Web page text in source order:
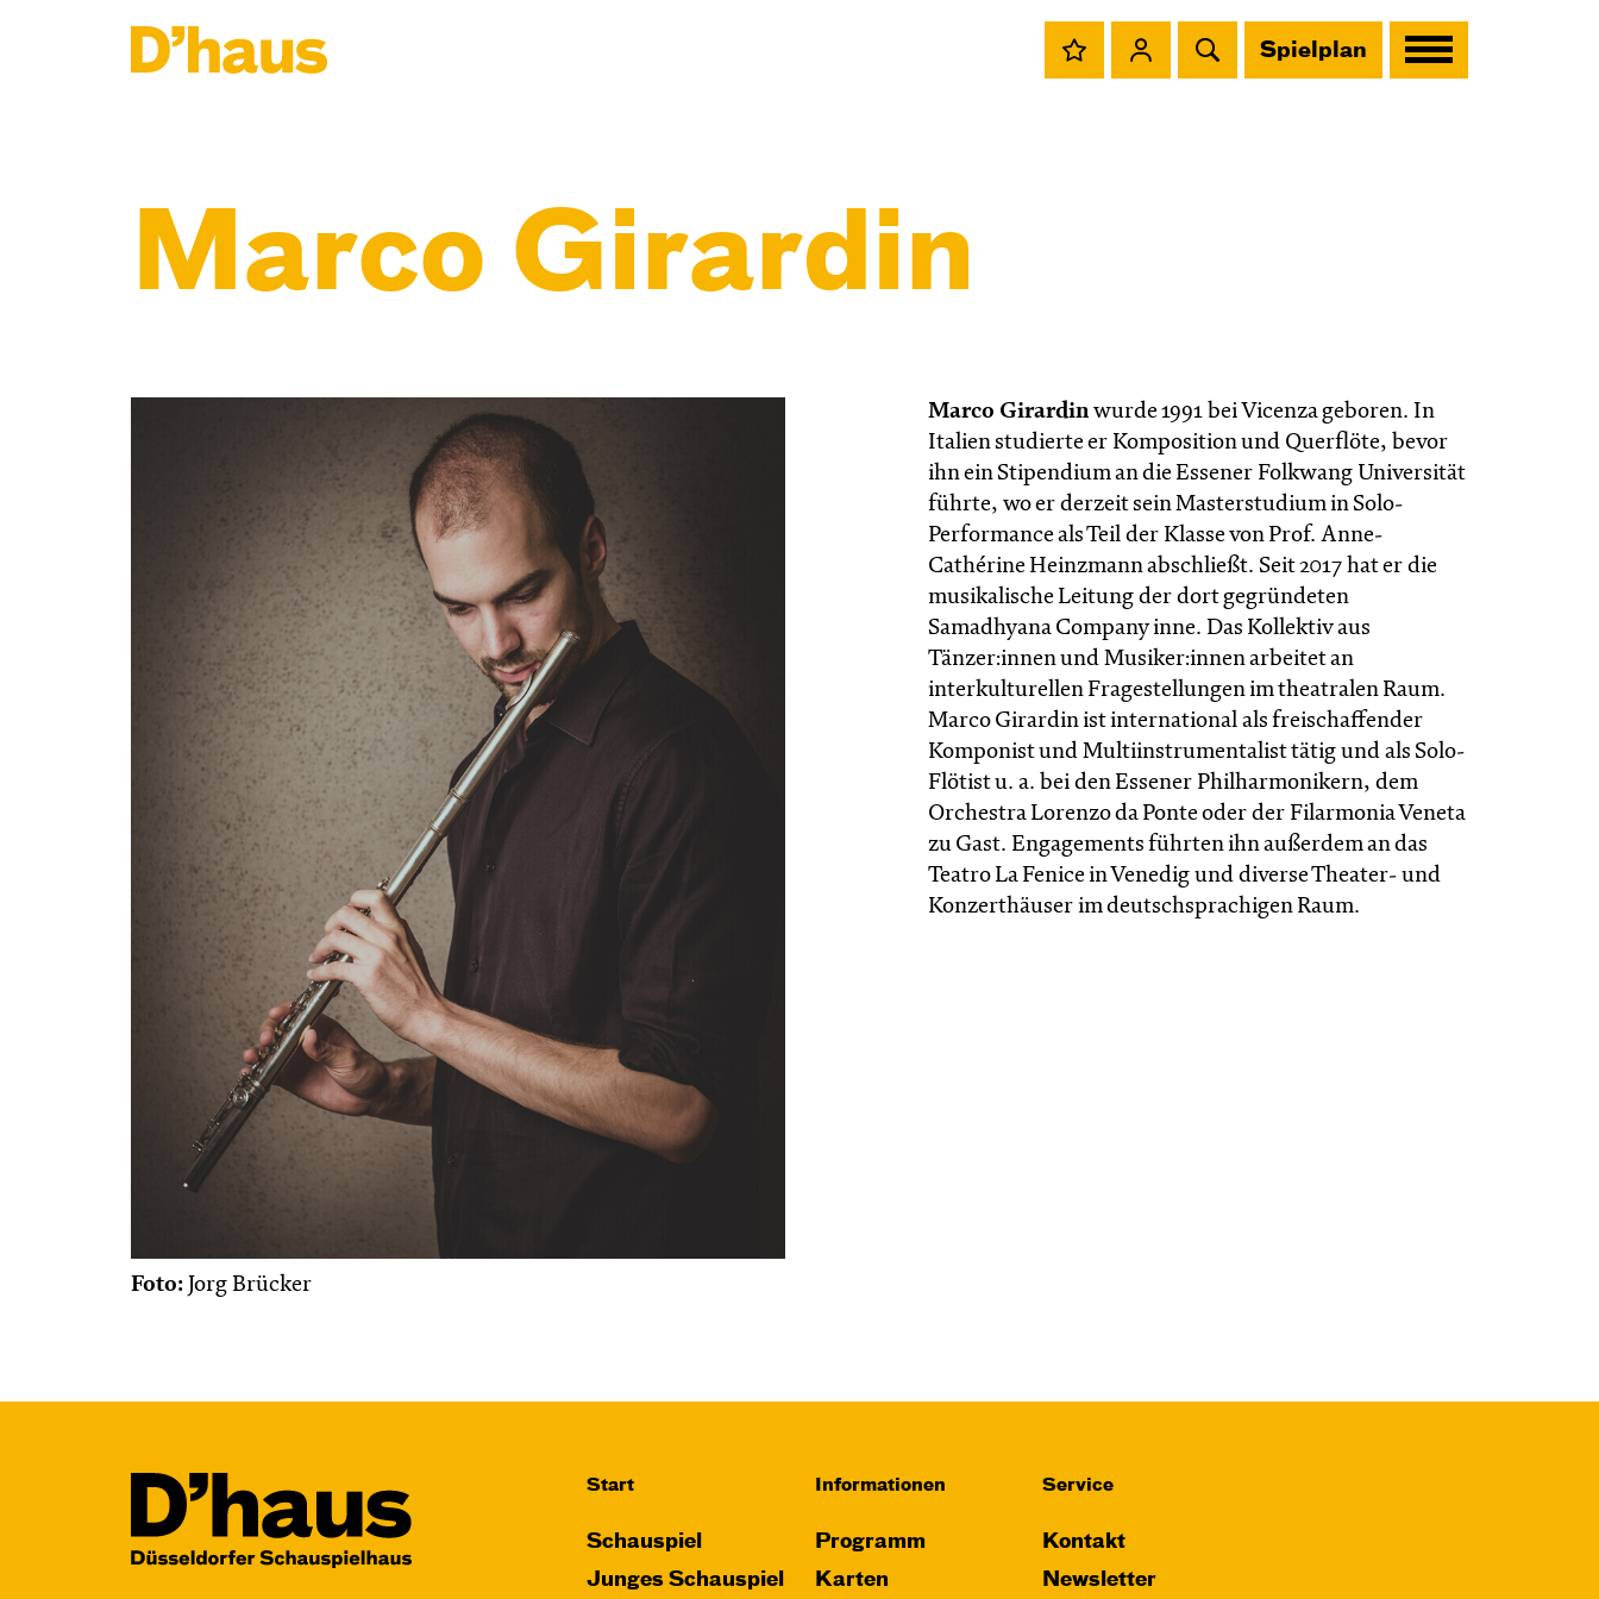
Spielplan
Marco Girardin
Foto: Jorg Brücker
Marco Girardinwurde 1991 bei Vicenza geboren. In
Italien studierte er Komposition und Querflöte, bevor
ihn ein Stipendium an die Essener Folkwang Universität
führte, wo er derzeit sein Masterstudium in Solo-
Performance als Teil der Klasse von Prof. Anne-
Cathérine Heinzmann abschließt. Seit 2017 hat er die
musikalische Leitung der dort gegründeten
Samadhyana Company inne. Das Kollektiv aus
Tänzer:innen und Musiker:innen arbeitet an
interkulturellen Fragestellungen im theatralen Raum.
Marco Girardin ist international als freischaffender
Komponist und Multiinstrumentalist tätig und als Solo-
Flötist u. a. bei den Essener Philharmonikern, dem
Orchestra Lorenzo da Ponte oder der Filarmonia Veneta
zu Gast. Engagements führten ihn außerdem an das
Teatro La Fenice in Venedig und diverse Theater- und
Konzerthäuser im deutschsprachigen Raum.
Start
Schauspiel
Junges Schauspiel
Informationen
Programm
Karten
Service
Kontakt
Newsletter